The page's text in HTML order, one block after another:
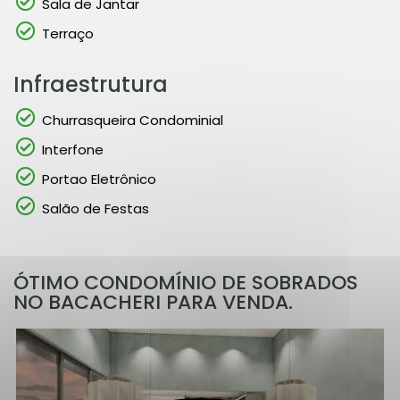
Sala de Jantar
Terraço
Infraestrutura
Churrasqueira Condominial
Interfone
Portao Eletrônico
Salão de Festas
ÓTIMO CONDOMÍNIO DE SOBRADOS
NO BACACHERI PARA VENDA.